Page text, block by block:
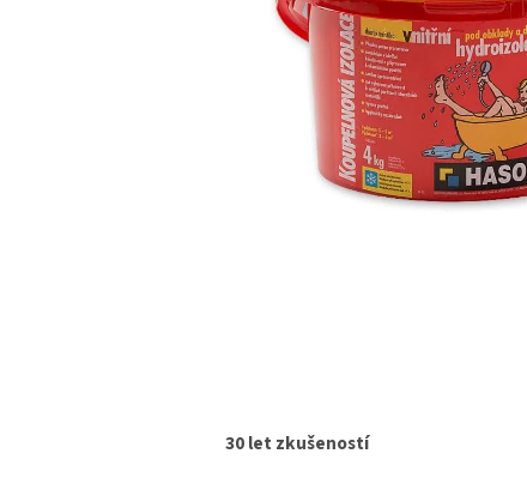
30 let zkušeností